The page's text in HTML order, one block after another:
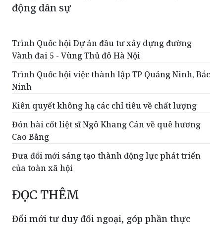
động dân sự
Trình Quốc hội Dự án đầu tư xây dựng đường
Vành đai 5 - Vùng Thủ đô Hà Nội
Trình Quốc hội việc thành lập TP Quảng Ninh, Bắc
Ninh
Kiên quyết không hạ các chỉ tiêu về chất lượng
Đón hài cốt liệt sĩ Ngô Khang Cán về quê hương
Cao Bằng
Đưa đổi mới sáng tạo thành động lực phát triển
của toàn xã hội
ĐỌC THÊM
Đổi mới tư duy đối ngoại, góp phần thực